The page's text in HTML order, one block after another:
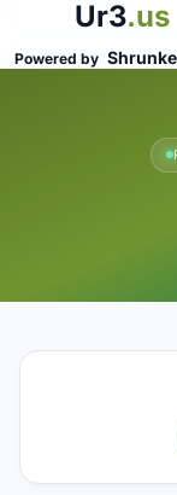
Ur3.us
Powered by